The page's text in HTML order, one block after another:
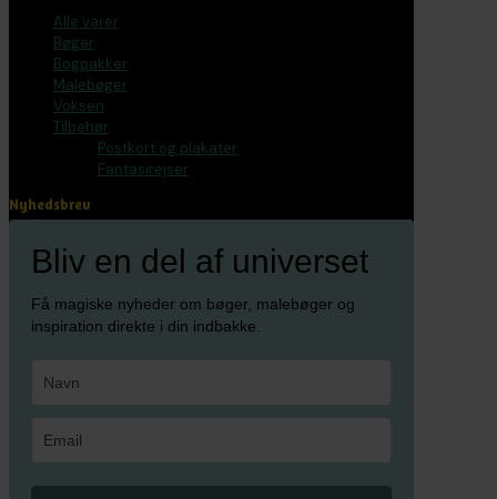
Alle varer
Bøger
Bogpakker
Malebøger
Voksen
Tilbehør
Postkort og plakater
Fantasirejser
Nyhedsbrev
Bliv en del af universet
Få magiske nyheder om bøger, malebøger og
inspiration direkte i din indbakke.